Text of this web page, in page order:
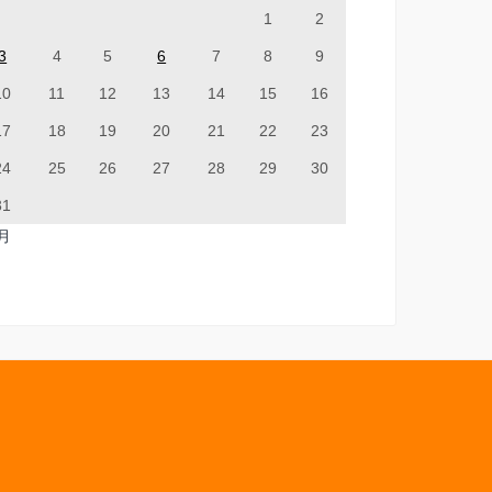
1 2
4 5 6 7 8 9
11 12 13 14 15 16
18 19 20 21 22 23
25 26 27 28 29 30